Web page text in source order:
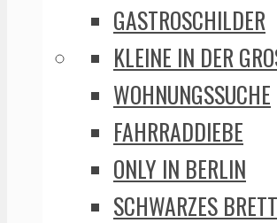
GASTROSCHILDER
KLEINE IN DER
WOHNUNGSSUCHE
FAHRRADDIEBE
ONLY IN BERLIN
SCHWARZES BRETT